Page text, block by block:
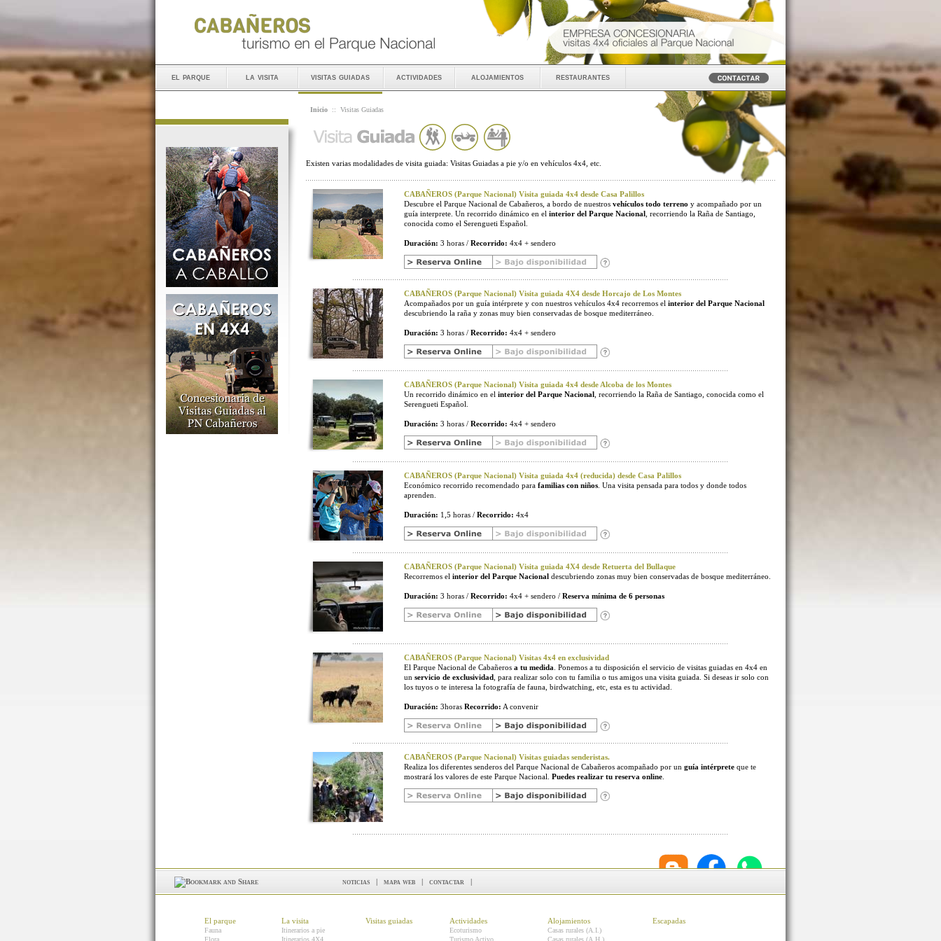
el parque la visita visitas guiadas actividades alojamientos restaurantes
Inicio :: Visitas Guiadas
Existen varias modalidades de visita guiada: Visitas Guiadas a pie y/o en vehículos 4x4, etc.
CABAÑEROS (Parque Nacional) Visita guiada 4x4 desde Casa Palillos
Descubre el Parque Nacional de Cabañeros, a bordo de nuestros vehículos todo terreno y acompañado por un
guía interprete. Un recorrido dinámico en el interior del Parque Nacional , recorriendo la Raña de Santiago,
conocida como el Serengueti Español.
Duración: 3 horas / Recorrido: 4x4 + sendero
CABAÑEROS (Parque Nacional) Visita guiada 4X4 desde Horcajo de Los Montes
Acompañados por un guía intérprete y con nuestros vehículos 4x4 recorremos el interior del Parque Nacional
descubriendo la raña y zonas muy bien conservadas de bosque mediterráneo.
Duración: 3 horas / Recorrido: 4x4 + sendero
CABAÑEROS (Parque Nacional) Visita guiada 4x4 desde Alcoba de los Montes
Un recorrido dinámico en el interior del Parque Nacional , recorriendo la Raña de Santiago, conocida como el
Serengueti Español.
Duración: 3 horas / Recorrido: 4x4 + sendero
CABAÑEROS (Parque Nacional) Visita guiada 4x4 (reducida) desde Casa Palillos
Económico recorrido recomendado para familias con niños . Una visita pensada para todos y donde todos
aprenden.
Duración: 1,5 horas / Recorrido: 4x4
CABAÑEROS (Parque Nacional) Visita guiada 4X4 desde Retuerta del Bullaque
Recorremos el interior del Parque Nacional descubriendo zonas muy bien conservadas de bosque mediterráneo.
Duración: 3 horas / Recorrido: 4x4 + sendero / Reserva mínima de 6 personas
CABAÑEROS (Parque Nacional) Visitas 4x4 en exclusividad
El Parque Nacional de Cabañeros a tu medida . Ponemos a tu disposición el servicio de visitas guiadas en 4x4 en
un servicio de exclusividad , para realizar solo con tu familia o tus amigos una visita guiada. Si deseas ir solo con
los tuyos o te interesa la fotografía de fauna, birdwatching, etc, esta es tu actividad.
Duración: 3horas Recorrido: A convenir
CABAÑEROS (Parque Nacional) Visitas guiadas senderistas.
Realiza los diferentes senderos del Parque Nacional de Cabañeros acompañado por un guía intérprete que te
mostrará los valores de este Parque Nacional. Puedes realizar tu reserva online
noticias | mapa web | contactar |
El parque
Fauna
Flora
La visita
Itinerarios a pie
Itinerarios 4X4
Visitas guiadas Actividades
Ecoturismo
Turismo Activo
Alojamientos
Casas rurales (A.I.)
Casas rurales (A.H.)
Escapadas